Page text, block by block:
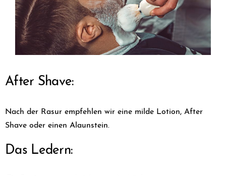
After Shave:
Nach der Rasur empfehlen wir eine milde Lotion, After
Shave oder einen Alaunstein.
Das Ledern: